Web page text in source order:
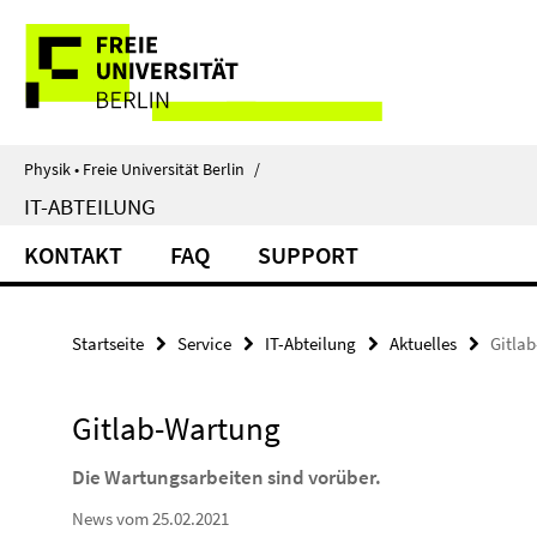
direkt
Inhalt
Service-
Navigation
Physik • Freie Universität Berlin /
IT-ABTEILUNG
KONTAKT FAQ SUPPORT
Startseite Service IT-Abteilung Aktuelles
Gitlab-Wartung
Die Wartungsarbeiten sind vorüber.
News vom 25.02.2021